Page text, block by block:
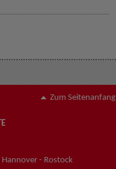
Zum Seitenanfang
- Rostock